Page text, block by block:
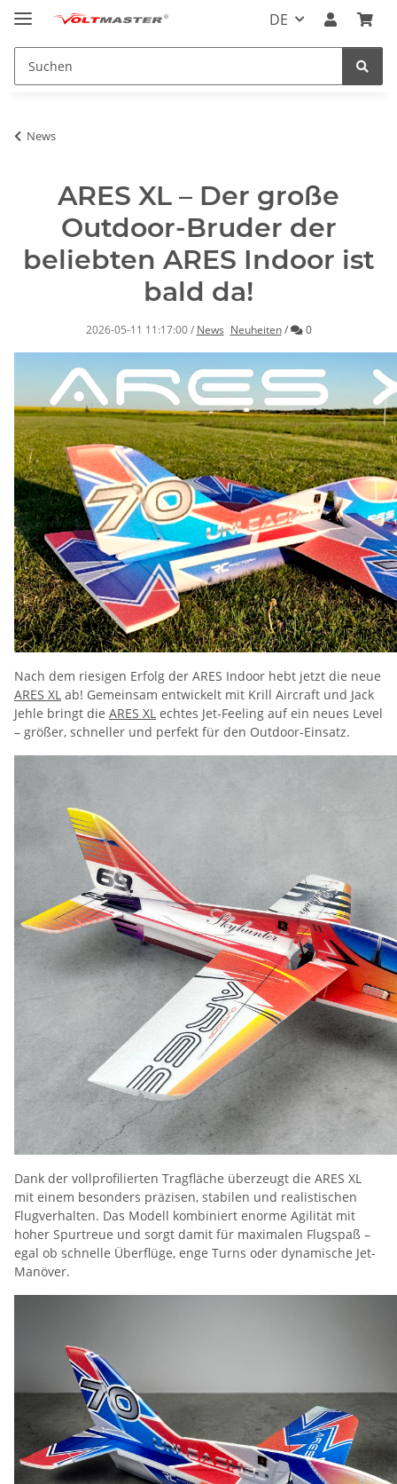
DE
News
ARES XL – Der große
Outdoor-Bruder der
beliebten ARES Indoor ist
bald da!
2026-05-11 11:17:00 / News Neuheiten / Kommentare
0
Nach dem riesigen Erfolg der ARES Indoor hebt jetzt die neue
ARES XL ab! Gemeinsam entwickelt mit Krill Aircraft und Jack
Jehle bringt die ARES XL echtes Jet-Feeling auf ein neues Level
– größer, schneller und perfekt für den Outdoor-Einsatz.
Dank der vollprofilierten Tragfläche überzeugt die ARES XL
mit einem besonders präzisen, stabilen und realistischen
Flugverhalten. Das Modell kombiniert enorme Agilität mit
hoher Spurtreue und sorgt damit für maximalen Flugspaß –
egal ob schnelle Überflüge, enge Turns oder dynamische Jet-
Manöver.